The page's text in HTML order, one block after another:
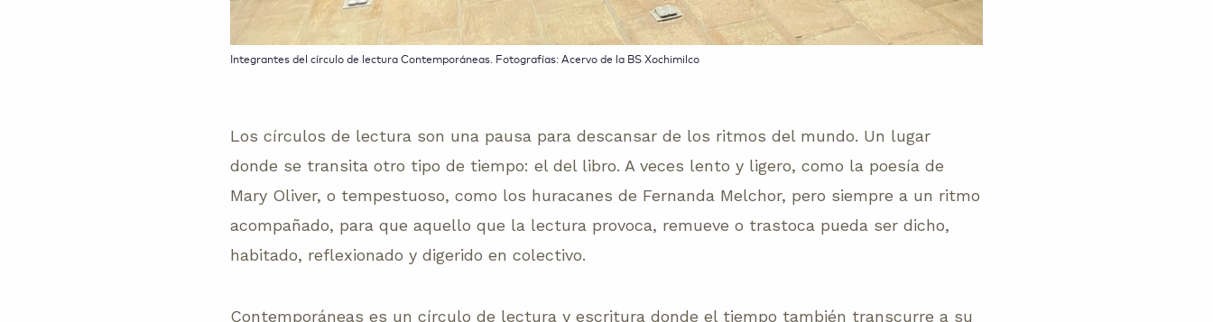
Integrantes del círculo de lectura Contemporáneas. Fotografías: Acervo de la BS Xochimilco
Los círculos de lectura son una pausa para descansar de los ritmos del mundo. Un lugar
donde se transita otro tipo de tiempo: el del libro. A veces lento y ligero, como la poesía de
Mary Oliver, o tempestuoso, como los huracanes de Fernanda Melchor, pero siempre a un ritmo
acompañado, para que aquello que la lectura provoca, remueve o trastoca pueda ser dicho,
habitado, reflexionado y digerido en colectivo.
Contemporáneas es un círculo de lectura y escritura donde el tiempo también transcurre a su